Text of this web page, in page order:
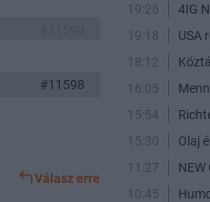
#11598
Válasz erre
19:26
4IG
19:18
USA
18:12
16:05
15:54
15:30
Olaj
11:27
NEW
10:45